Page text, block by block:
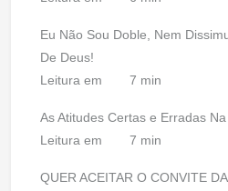
Eu Não Sou Doble, Nem
De Deus!
Leitura em
7 min
As Atitudes Certas e Erradas
Leitura em
7 min
QUER ACEITAR O CONVITE